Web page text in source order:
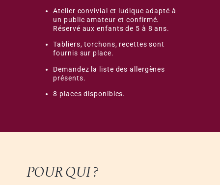
Atelier convivial et ludique adapté à
un public amateur et confirmé.
Réservé aux enfants de 5 à 8 ans.
Tabliers, torchons, recettes sont
fournis sur place.
Demandez la liste des allergènes
présents.
8 places disponibles.
POUR QUI ?